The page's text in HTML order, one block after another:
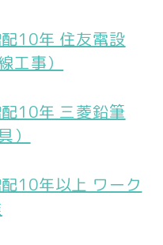
10年 住友電設
工事）
10年 三菱鉛筆
）
10年以上 ワーク